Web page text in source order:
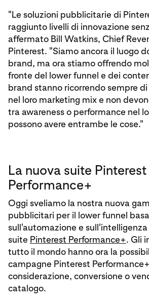
"Le soluzioni pubblicitarie di
raggiunto livelli di innovazione
affermato Bill Watkins, Chief
Pinterest. "Siamo ancora il luogo
brand, ma ora stiamo offrendo
fronte del lower funnel e dei
brand stanno ricorrendo sempre
nel loro marketing mix e non
tra awareness o performance nel
possono avere entrambe le cose."
La nuova suite Pinterest
Performance+
Oggi sveliamo la nostra nuova
pubblicitari per il lower funnel
sull'automazione e
suite Pinterest Performance+. Gli
tutto il mondo hanno ora la
campagne Pinterest
considerazione, conversione o
catalogo.